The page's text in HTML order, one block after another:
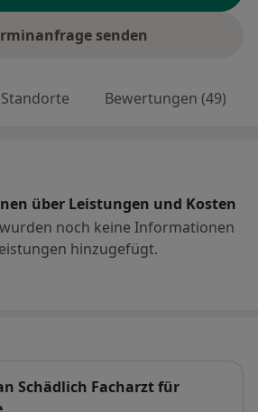
senden
Standorte Bewertungen (49)
über Leistungen und Kosten
noch keine Informationen
hinzugefügt.
Schädlich Facharzt für